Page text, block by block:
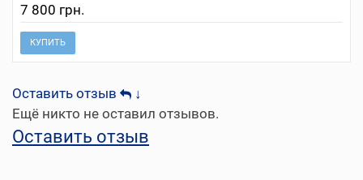
7 800 грн.
КУПИТЬ
Оставить отзыв
↓
Ещё никто не оставил отзывов.
Оставить отзыв